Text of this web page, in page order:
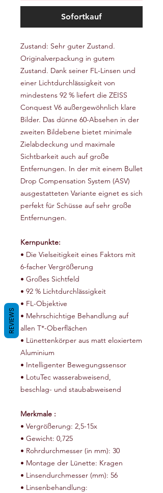
Sofortkauf
Zustand: Sehr guter Zustand.
Originalverpackung in gutem
Zustand. Dank seiner FL-Linsen und
einer Lichtdurchlässigkeit von
mindestens 92 % liefert die ZEISS
Conquest V6 außergewöhnlich klare
Bilder. Das dünne 60-Absehen in der
zweiten Bildebene bietet minimale
Zielabdeckung und maximale
Sichtbarkeit auch auf große
Entfernungen. In der mit einem Bullet
Drop Compensation System (ASV)
ausgestatteten Variante eignet es sich
perfekt für Schüsse auf sehr große
Entfernungen.
Kernpunkte:
• Die Vielseitigkeit eines Faktors mit
6-facher Vergrößerung
• Großes Sichtfeld
• 92 % Lichtdurchlässigkeit
• FL-Objektive
• Mehrschichtige Behandlung auf
allen T*-Oberflächen
• Lünettenkörper aus matt eloxiertem
Aluminium
• Intelligenter Bewegungssensor
• LotuTec wasserabweisend,
beschlag- und staubabweisend
Merkmale :
• Vergrößerung: 2,5-15x
• Gewicht: 0,725
• Rohrdurchmesser (in mm): 30
• Montage der Lünette: Kragen
• Linsendurchmesser (mm): 56
• Linsenbehandlung:
REVIEWS